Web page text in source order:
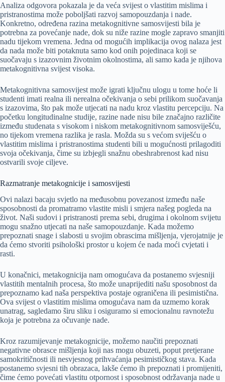
Analiza odgovora pokazala je da veća svijest o vlastitim mislima i
pristranostima može poboljšati razvoj samopouzdanja i nade.
Konkretno, određena razina metakognitivne samosvijesti bila je
potrebna za povećanje nade, dok su niže razine mogle zapravo smanjiti
nadu tijekom vremena. Jedna od mogućih implikacija ovog nalaza jest
da nada može biti potaknuta samo kod onih pojedinaca koji se
suočavaju s izazovnim životnim okolnostima, ali samo kada je njihova
metakognitivna svijest visoka.
Metakognitivna samosvijest može igrati ključnu ulogu u tome hoće li
studenti imati realna ili nerealna očekivanja o sebi prilikom suočavanja
s izazovima, što pak može utjecati na nadu kroz vlastitu percepciju. Na
početku longitudinalne studije, razine nade nisu bile značajno različite
između studenata s visokom i niskom metakognitivnom samosviješću,
no tijekom vremena razlika je rasla. Možda su s većom sviješću o
vlastitim mislima i pristranostima studenti bili u mogućnosti prilagoditi
svoja očekivanja, čime su izbjegli snažnu obeshrabrenost kad nisu
ostvarili svoje ciljeve.
Razmatranje metakognicije i samosvijesti
Ovi nalazi bacaju svjetlo na međusobnu povezanost između naše
sposobnosti da promatramo vlastite misli i smjera našeg pogleda na
život. Naši sudovi i pristranosti prema sebi, drugima i okolnom svijetu
mogu snažno utjecati na naše samopouzdanje. Kada možemo
prepoznati snage i slabosti u svojim obrascima mišljenja, vjerojatnije je
da ćemo stvoriti psihološki prostor u kojem će nada moći cvjetati i
rasti.
U konačnici, metakognicija nam omogućava da postanemo svjesniji
vlastitih mentalnih procesa, što može unaprijediti našu sposobnost da
prepoznamo kad naša perspektiva postaje ograničena ili pesimistična.
Ova svijest o vlastitim mislima omogućava nam da uzmemo korak
unatrag, sagledamo širu sliku i osiguramo si emocionalnu ravnotežu
koja je potrebna za očuvanje nade.
Kroz razumijevanje metakognicije, možemo naučiti prepoznati
negativne obrasce mišljenja koji nas mogu obuzeti, poput pretjerane
samokritičnosti ili nesvjesnog prihvaćanja pesimističkog stava. Kada
postanemo svjesni tih obrazaca, lakše ćemo ih prepoznati i promijeniti,
čime ćemo povećati vlastitu otpornost i sposobnost održavanja nade u